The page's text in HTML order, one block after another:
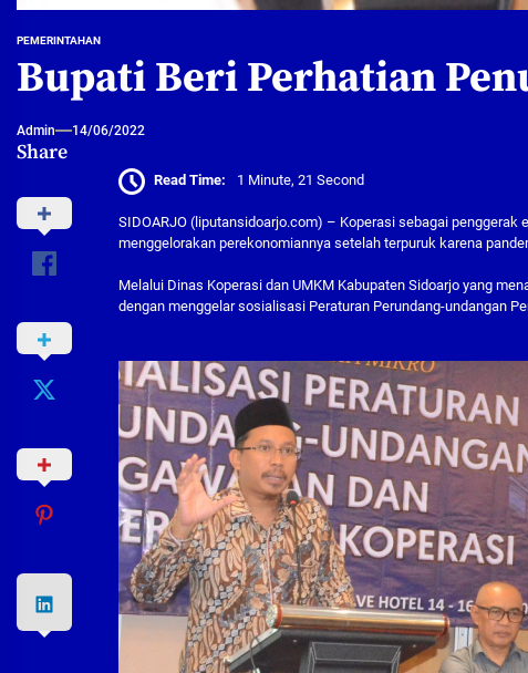
PEMERINTAHAN
Bupati Beri Perhatian
Admin 14/06/2022
Share
Read Time: 1 Minute, 21 Second
SIDOARJO (liputansidoarjo.com) – Koperasi sebagai
menggelorakan perekonomiannya setelah terpuruk karena
Melalui Dinas Koperasi dan UMKM Kabupaten Sidoarjo yang
dengan menggelar sosialisasi Peraturan Perundang-undangan